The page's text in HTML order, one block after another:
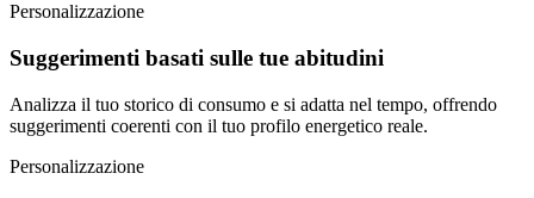
Personalizzazione
Suggerimenti basati sulle tue abitudini
Analizza il tuo storico di consumo e si adatta nel tempo, offrendo
suggerimenti coerenti con il tuo profilo energetico reale.
Personalizzazione